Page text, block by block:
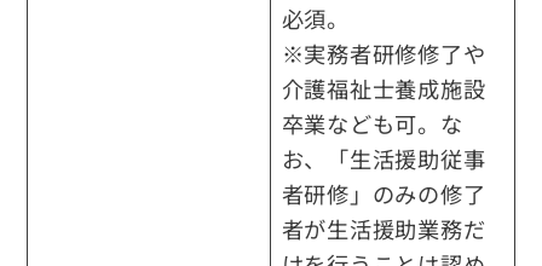
必須。
※実務者研修修了や
介護福祉士養成施設
卒業なども可。な
お、「生活援助従事
者研修」のみの修了
者が生活援助業務だ